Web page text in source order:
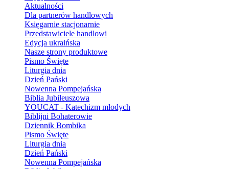
Aktualności
Dla partnerów handlowych
Księgarnie stacjonarnie
Przedstawiciele handlowi
Edycja ukraińska
Nasze strony produktowe
Pismo Święte
Liturgia dnia
Dzień Pański
Nowenna Pompejańska
Biblia Jubileuszowa
YOUCAT - Katechizm młodych
Biblijni Bohaterowie
Dziennik Bombika
Pismo Święte
Liturgia dnia
Dzień Pański
Nowenna Pompejańska